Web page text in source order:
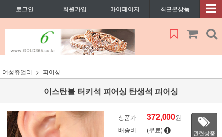
로그인 회원가입 마이페이지 최근본상품
여성쥬얼리 피어싱
이스탄불 터키석 피어싱 탄생석 피어싱
상품가 372,000원
배송비
(무료) 관련상품